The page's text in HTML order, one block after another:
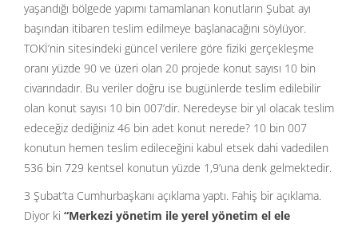
yaşandığı bölgede yapımı tamamlanan konutların Şubat ayı
başından itibaren teslim edilmeye başlanacağını söylüyor.
TOKİ’nin sitesindeki güncel verilere göre fiziki gerçekleşme
oranı yüzde 90 ve üzeri olan 20 projede konut sayısı 10 bin
civarındadır. Bu veriler doğru ise bugünlerde teslim edilebilir
olan konut sayısı 10 bin 007’dir. Neredeyse bir yıl olacak teslim
edeceğiz dediğiniz 46 bin adet konut nerede? 10 bin 007
konutun hemen teslim edileceğini kabul etsek dahi vadedilen
536 bin 729 kentsel konutun yüzde 1,9’una denk gelmektedir.
3 Şubat’ta Cumhurbaşkanı açıklama yaptı. Fahiş bir açıklama.
Diyor ki “Merkezi yönetim ile yerel yönetim el ele